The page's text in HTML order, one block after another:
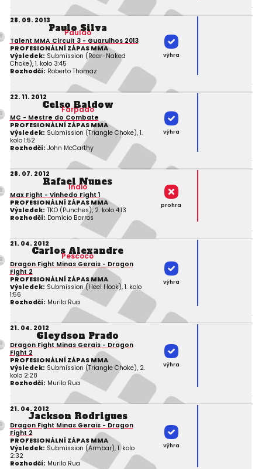
28. 09. 2013
Paulo Silva
Paulao
Talent MMA Circuit 3 - Guarulhos 2013
PROFESIONÁLNÍ ZÁPAS MMA
Výsledek: Submission (Rear-Naked
Choke), 1. kolo 3:45
Rozhodčí: Roberto Thomaz
výhra
22. 11. 2012
Celso Baldow
Farpado
MC - Mestre do Combate
PROFESIONÁLNÍ ZÁPAS MMA
Výsledek: Submission (Triangle Choke), 1.
kolo 1:52
Rozhodčí: John McCarthy
výhra
28. 07. 2012
Rafael Nunes
Indio
Max Fight - Vinhedo Fight 1
PROFESIONÁLNÍ ZÁPAS MMA
Výsledek: TKO (Punches), 2. kolo 4:13
Rozhodčí: Domicio Barros
prohra
21. 04. 2012
Carlos Alexandre
Pescoco
Dragon Fight Minas Gerais - Dragon
Fight 2
PROFESIONÁLNÍ ZÁPAS MMA
Výsledek: Submission (Heel Hook), 1. kolo
1:56
Rozhodčí: Murilo Rua
výhra
21. 04. 2012
Gleydson Prado
Dragon Fight Minas Gerais - Dragon
Fight 2
PROFESIONÁLNÍ ZÁPAS MMA
Výsledek: Submission (Triangle Choke), 2.
kolo 2:28
Rozhodčí: Murilo Rua
výhra
21. 04. 2012
Jackson Rodrigues
Dragon Fight Minas Gerais - Dragon
Fight 2
PROFESIONÁLNÍ ZÁPAS MMA
Výsledek: Submission (Armbar), 1. kolo
2:32
Rozhodčí: Murilo Rua
výhra